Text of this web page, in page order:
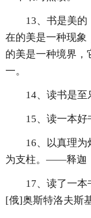
13、书是美
在的美是一种现
的美是一种境界，
一。
14、读书是
15、读一本好
16、以真理
为支柱。——释迦
17、读了一
[俄]奥斯特洛夫斯